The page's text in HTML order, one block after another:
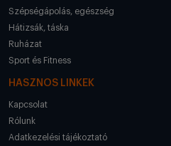
Szépségápolás, egészség
Hátizsák, táska
Ruházat
Sport és Fitness
HASZNOS LINKEK
Kapcsolat
Rólunk
Adatkezelési tájékoztató